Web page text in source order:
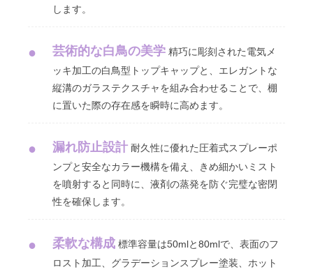
します。
● 芸術的な白鳥の美学 精巧に彫刻された電気メ
ッキ加工の白鳥型トップキャップと、エレガントな
縦溝のガラステクスチャを組み合わせることで、棚
に置いた際の存在感を瞬時に高めます。
● 漏れ防止設計 耐久性に優れた圧着式スプレーポ
ンプと安全なカラー機構を備え、きめ細かいミスト
を噴射すると同時に、液剤の蒸発を防ぐ完璧な密閉
性を確保します。
● 柔軟な構成 標準容量は50mlと80mlで、表面のフ
ロスト加工、グラデーションスプレー塗装、ホット